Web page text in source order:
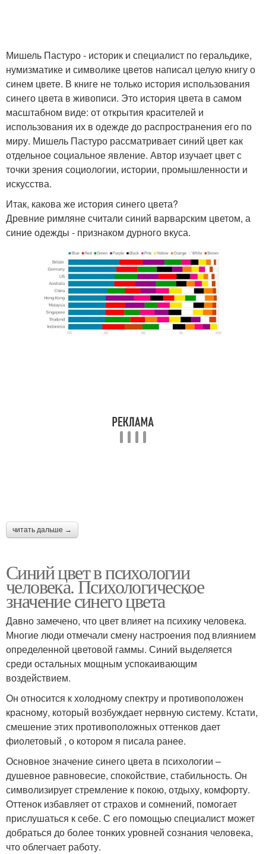
Мишель Пастуро - историк и специалист по геральдике,
нумизматике и символике цветов написал целую книгу о
синем цвете. В книге не только история использования
синего цвета в живописи. Это история цвета в самом
масштабном виде: от открытия красителей и
использования их в одежде до распространения его по
миру. Мишель Пастуро рассматривает синий цвет как
отдельное социальное явление. Автор изучает цвет с
точки зрения социологии, истории, промышленности и
искусства.
Итак, какова же история синего цвета?
Древние римляне считали синий варварским цветом, а
синие одежды - признаком дурного вкуса.
читать дальше →
Синий цвет в психологии
человека. Психологическое
значение синего цвета
Давно замечено, что цвет влияет на психику человека.
Многие люди отмечали смену настроения под влиянием
определенной цветовой гаммы. Синий выделяется
среди остальных мощным успокаивающим
воздействием.
Он относится к холодному спектру и противоположен
красному, который возбуждает нервную систему. Кстати,
смешение этих противоположных оттенков дает
фиолетовый , о котором я писала ранее.
Основное значение синего цвета в психологии –
душевное равновесие, спокойствие, стабильность. Он
символизирует стремление к покою, отдыху, комфорту.
Оттенок избавляет от страхов и сомнений, помогает
прислушаться к себе. С его помощью специалист может
добраться до более тонких уровней сознания человека,
что облегчает работу.